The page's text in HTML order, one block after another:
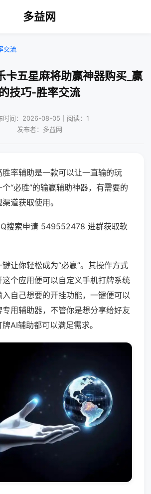
多益网
交流
卡五星麻将助赢神器购买_赢
的技巧-胜率交流
时间：2026-08-05｜阅读：1
发布者：多益网
率辅助是一款可以让一直输的玩
“必胜”的输赢辅助神器，有需要的
道获取使用。
搜索申请 549552478 进群获取软
让你轻松成为“必赢”。其操作方式
个应用便可以自定义手机打牌系统
自己想要的开挂功能，一键便可以
用辅助器，不管你是想分享给好友
AI辅助都可以满足需求。